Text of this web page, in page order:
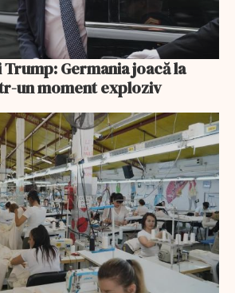
Germania joacă la
un moment exploziv